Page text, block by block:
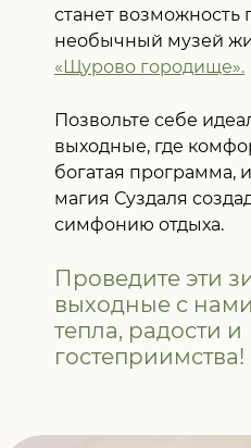
станет возможность
необычный музей
«Щурово городище».
Позвольте себе
выходные, где
богатая программа,
магия Суздаля
симфонию отдыха.
Проведите эти
выходные с нами
тепла, радости и
гостеприимства!